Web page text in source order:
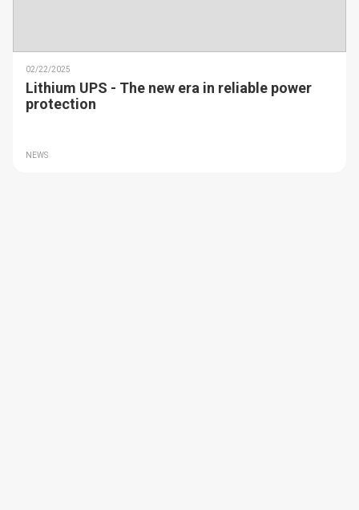
02/22/2025
Lithium UPS - The new era in reliable power
protection
NEWS